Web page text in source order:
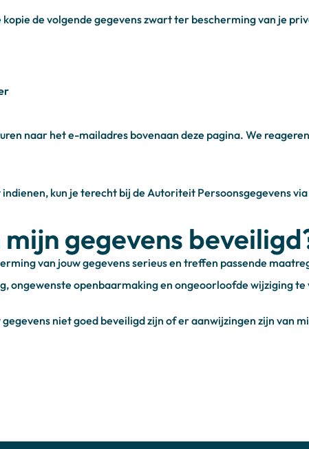
kopie de volgende gegevens zwart ter bescherming van je
naar het e-mailadres bovenaan deze pagina. We
kun je terecht bij de Autoriteit Persoonsgegevens via
gegevens
van jouw gegevens serieus en treffen passende
ongewenste openbaarmaking en ongeoorloofde wijziging
gegevens niet goed beveiligd zijn of er aanwijzingen zijn van